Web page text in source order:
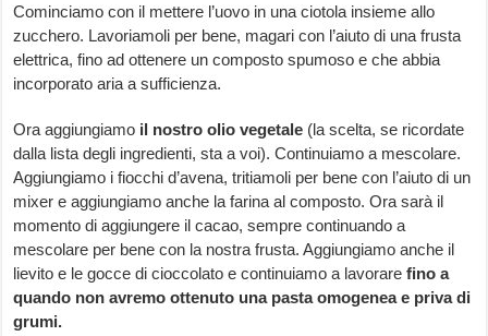
Cominciamo con il mettere l’uovo in una ciotola insieme allo
zucchero. Lavoriamoli per bene, magari con l’aiuto di una frusta
elettrica, fino ad ottenere un composto spumoso e che abbia
incorporato aria a sufficienza.
Ora aggiungiamo il nostro olio vegetale (la scelta, se ricordate
dalla lista degli ingredienti, sta a voi). Continuiamo a mescolare.
Aggiungiamo i fiocchi d’avena, tritiamoli per bene con l’aiuto di un
mixer e aggiungiamo anche la farina al composto. Ora sarà il
momento di aggiungere il cacao, sempre continuando a
mescolare per bene con la nostra frusta. Aggiungiamo anche il
lievito e le gocce di cioccolato e continuiamo a lavorarefino a
quando non avremo ottenuto una pasta omogenea e priva di
grumi.